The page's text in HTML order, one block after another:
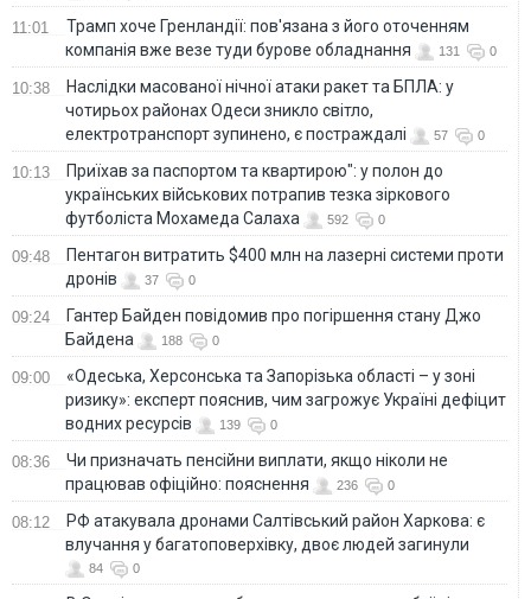
11:01
Трамп хоче Гренландії: пов'язана з його оточенням
компанія вже везе туди бурове обладнання
131 0
10:38
Наслідки масованої нічної атаки ракет та БПЛА: у
чотирьох районах Одеси зникло світло,
електротранспорт зупинено, є постраждалі
57 0
10:13
Приїхав за паспортом та квартирою": у полон до
українських військових потрапив тезка зіркового
футболіста Мохамеда Салаха
592 0
09:48
Пентагон витратить $400 млн на лазерні системи проти
дронів
37 0
09:24
Гантер Байден повідомив про погіршення стану Джо
Байдена
188 0
09:00
«Одеська, Херсонська та Запорізька області – у зоні
ризику»: експерт пояснив, чим загрожує Україні дефіцит
водних ресурсів
139 0
08:36
Чи призначать пенсійни виплати, якщо ніколи не
працював офіційно: пояснення
236 0
08:12
РФ атакувала дронами Салтівський район Харкова: є
влучання у багатоповерхівку, двоє людей загинули
84 0